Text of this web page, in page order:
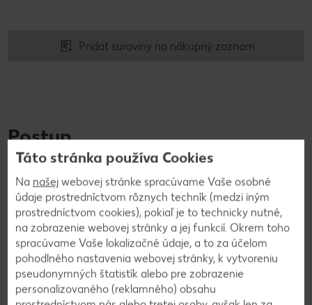
Pridať suroviny na nákupný zoznam
Postup
1
Rybie filé so špenátom necháme rozmraziť. Rúru
zohrejeme na 185 °C. Olúpanú a prepolenú cibuľu
nakrájame na jemné pásiky. Zemiakovo-
cesnakovú polievku zalejeme mliekom a
vymiešame dohladka. Čerstvý syr zmiešame s
bylinkami, strúhankou, dochutíme soľou, korením a
Táto stránka používa Cookies
Na našej webovej stránke spracúvame Vaše osobné
údaje prostredníctvom rôznych techník (medzi iným
prostredníctvom cookies), pokiaľ je to technicky nutné,
na zobrazenie webovej stránky a jej funkcií. Okrem toho
spracúvame Vaše lokalizačné údaje, a to za účelom
pohodlného nastavenia webovej stránky, k vytvoreniu
pseudonymných štatistík alebo pre zobrazenie
personalizovaného (reklamného) obsahu